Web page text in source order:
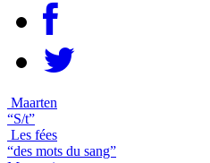
Maarten
“S/t”
Les fées
“des mots du sang”